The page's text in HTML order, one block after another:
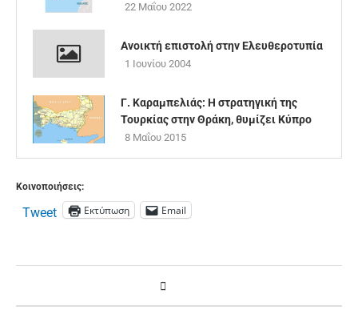
22 Μαΐου 2022
Ανοικτή επιστολή στην Ελευθεροτυπία
1 Ιουνίου 2004
Γ. Καραμπελιάς: Η στρατηγική της
Τουρκίας στην Θράκη, θυμίζει Κύπρο
8 Μαΐου 2015
Κοινοποιήσεις:
Tweet Εκτύπωση Email